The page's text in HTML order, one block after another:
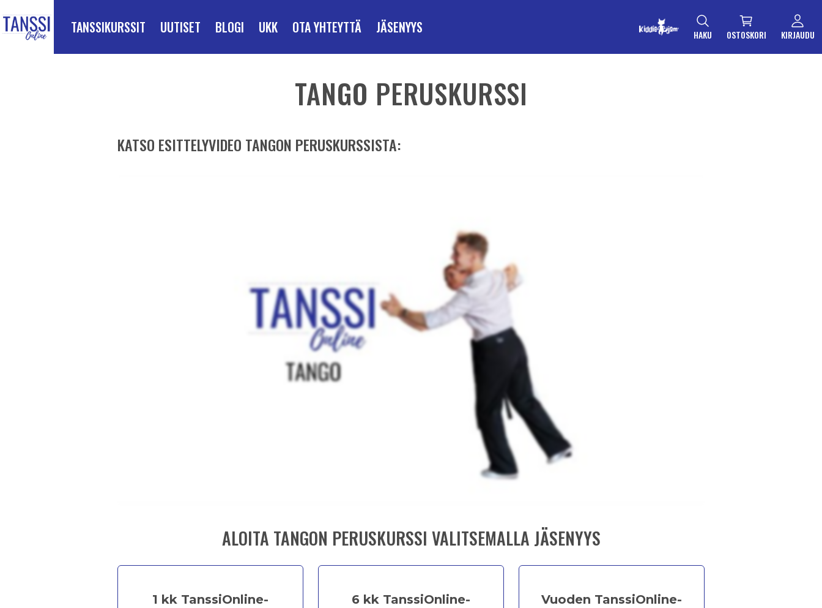
TANSSIKURSSIT UUTISET BLOGI UKK OTA YHTEYTTÄ JÄSENYYS HAKU OSTOSKORI KIRJAUDU
TANGO PERUSKURSSI
KATSO ESITTELYVIDEO TANGON PERUSKURSSISTA:
ALOITA TANGON PERUSKURSSI VALITSEMALLA JÄSENYYS
1 kk TanssiOnline-
6 kk TanssiOnline-
Vuoden TanssiOnline-